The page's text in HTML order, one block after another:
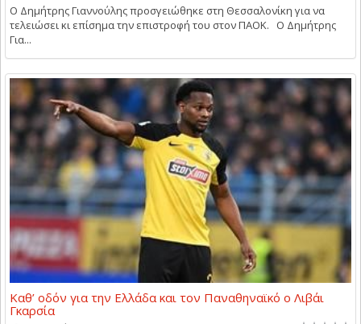
Ο Δημήτρης Γιαννούλης προσγειώθηκε στη Θεσσαλονίκη για να
τελειώσει κι επίσημα την επιστροφή του στον ΠΑΟΚ. Ο Δημήτρης
Για...
Καθ’ οδόν για την Ελλάδα και τον Παναθηναϊκό ο Λιβάι
Γκαρσία